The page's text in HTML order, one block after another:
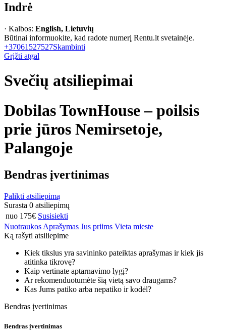
Indrė
· Kalbos: English, Lietuvių
Būtinai informuokite, kad radote numerį Rentu.lt svetainėje.
+37061527527Skambinti
Grįžti atgal
Svečių atsiliepimai
Dobilas TownHouse – poilsis
prie jūros Nemirsetoje,
Palangoje
Bendras įvertinimas
Palikti atsiliepimą
Surasta 0 atsiliepimų
nuo 175€ Susisiekti
Nuotraukos Aprašymas Jus priims Vieta mieste
Ką rašyti atsiliepime
Kiek tikslus yra savininko pateiktas aprašymas ir kiek jis
atitinka tikrovę?
Kaip vertinate aptarnavimo lygį?
Ar rekomenduotumėte šią vietą savo draugams?
Kas Jums patiko arba nepatiko ir kodėl?
Bendras įvertinimas
Bendras įvertinimas